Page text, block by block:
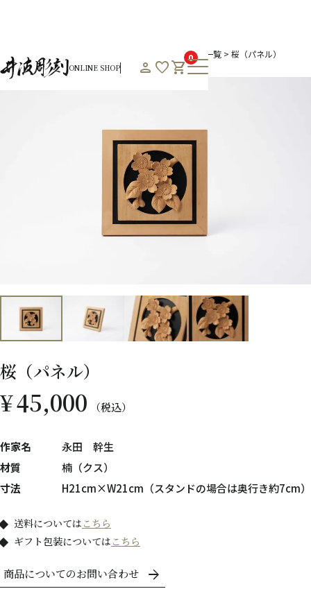
ONLINE SHOP person favoriteshopping_cart
0
HOME 春のおすすめ商品一覧 桜（パネル）
桜（パネル）
¥45,000 税込
作家名
永田 幹生
材質
楠（クス）
寸法
H21cm×W21cm（スタンドの場合は奥行き約7cm）
送料については こちら
ギフト包装については こちら
商品についてのお問い合わせ